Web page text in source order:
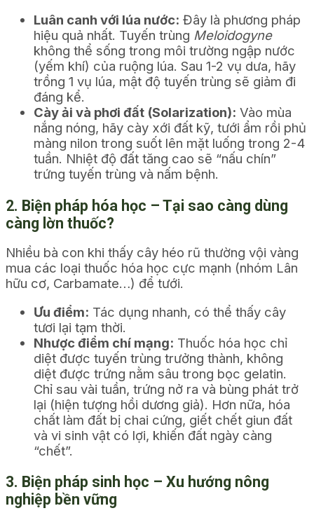
Luân canh với lúa nước: Đây là phương pháp
hiệu quả nhất. Tuyến trùng Meloidogyne
không thể sống trong môi trường ngập nước
(yếm khí) của ruộng lúa. Sau 1-2 vụ dưa, hãy
trồng 1 vụ lúa, mật độ tuyến trùng sẽ giảm đi
đáng kể.
Cày ải và phơi đất (Solarization): Vào mùa
nắng nóng, hãy cày xới đất kỹ, tưới ẩm rồi phủ
màng nilon trong suốt lên mặt luống trong 2-4
tuần. Nhiệt độ đất tăng cao sẽ “nấu chín”
trứng tuyến trùng và nấm bệnh.
2. Biện pháp hóa học – Tại sao càng dùng
càng lờn thuốc?
Nhiều bà con khi thấy cây héo rũ thường vội vàng
mua các loại thuốc hóa học cực mạnh (nhóm Lân
hữu cơ, Carbamate…) để tưới.
Ưu điểm: Tác dụng nhanh, có thể thấy cây
tươi lại tạm thời.
Nhược điểm chí mạng: Thuốc hóa học chỉ
diệt được tuyến trùng trưởng thành, không
diệt được trứng nằm sâu trong bọc gelatin.
Chỉ sau vài tuần, trứng nở ra và bùng phát trở
lại (hiện tượng hồi dương giả). Hơn nữa, hóa
chất làm đất bị chai cứng, giết chết giun đất
và vi sinh vật có lợi, khiến đất ngày càng
“chết”.
3. Biện pháp sinh học – Xu hướng nông
nghiệp bền vững